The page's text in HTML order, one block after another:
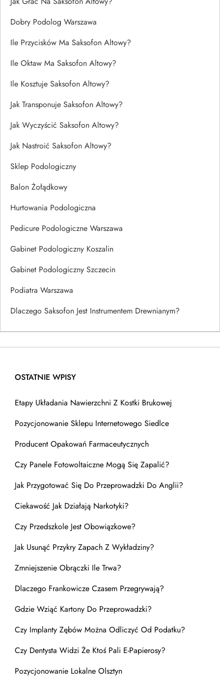
Dobry Podolog Warszawa
Ile Przycisków Ma Saksofon Altowy?
Ile Oktaw Ma Saksofon Altowy?
Ile Kosztuje Saksofon Altowy?
Jak Transponuje Saksofon Altowy?
Jak Wyczyścić Saksofon Altowy?
Jak Nastroić Saksofon Altowy?
Sklep Podologiczny
Balon Żołądkowy
Hurtowania Podologiczna
Pedicure Podologiczne Warszawa
Gabinet Podologiczny Koszalin
Gabinet Podologiczny Szczecin
Podiatra Warszawa
Dlaczego Saksofon Jest Instrumentem Drewnianym?
OSTATNIE WPISY
Etapy Układania Nawierzchni Z Kostki Brukowej
Pozycjonowanie Sklepu Internetowego Siedlce
Producent Opakowań Farmaceutycznych
Czy Panele Fotowoltaiczne Mogą Się Zapalić?
Jak Przygotować Się Do Przeprowadzki Do Anglii?
Ciekawość Jak Działają Narkotyki?
Czy Przedszkole Jest Obowiązkowe?
Jak Usunąć Przykry Zapach Z Wykładziny?
Zmniejszenie Obrączki Ile Trwa?
Dlaczego Frankowicze Czasem Przegrywają?
Gdzie Wziąć Kartony Do Przeprowadzki?
Czy Implanty Zębów Można Odliczyć Od Podatku?
Czy Dentysta Widzi Że Ktoś Pali E-Papierosy?
Pozycjonowanie Lokalne Olsztyn